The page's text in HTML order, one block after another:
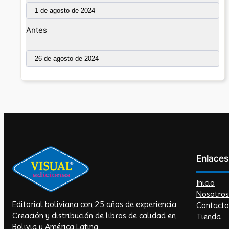
Antes
Editorial boliviana con 25 años de experiencia.
Creación y distribución de libros de calidad en
Bolivia y América Latina.
Inicio
Nosotros
Contacto
Tienda